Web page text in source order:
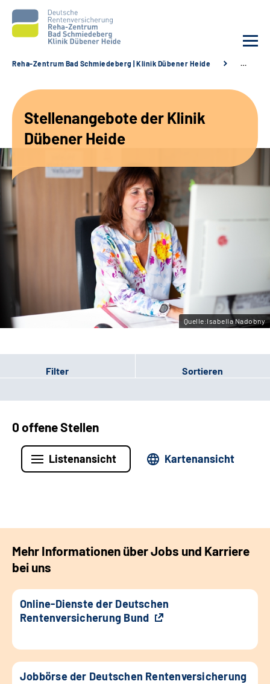
Unsere Angebote
Karriere
Sozialdienste & Zuweisende
Leichte Sprache
Gebärdensprache
Reha-Zentrum Bad Schmiedeberg | Klinik Dübener Heide …
Stellenangebote der Klinik
Dübener Heide
Quelle:Isabella Nadobny
Filter Sortieren
0 offene Stellen
Listenansicht Kartenansicht
Mehr Informationen über Jobs und Karriere
bei uns
Online-Dienste der Deutschen
Rentenversicherung Bund
Jobbörse der Deutschen Rentenversicherung